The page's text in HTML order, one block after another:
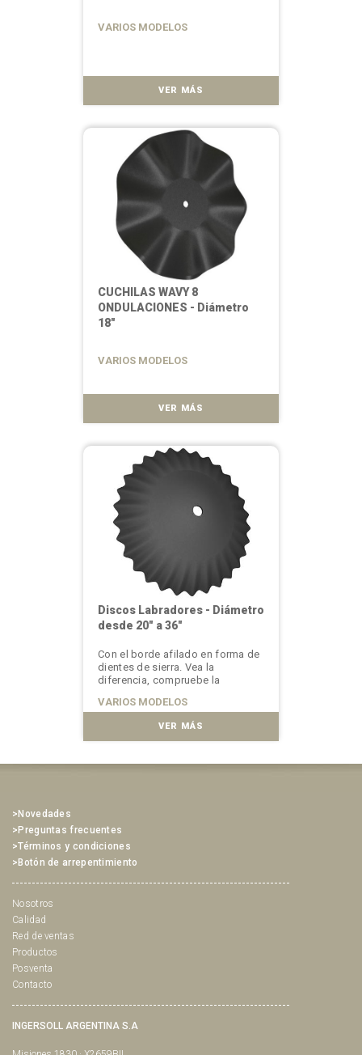
VARIOS MODELOS
VER MÁS
CUCHILAS WAVY 8
ONDULACIONES - Diámetro
18"
VARIOS MODELOS
VER MÁS
Discos Labradores - Diámetro
desde 20" a 36"
Con el borde afilado en forma de
dientes de sierra. Vea la
diferencia, compruebe la
acción de autoafilado *Mayor
acción rotativa *Doble
concavidad *Acción de cor...
VARIOS MODELOS
VER MÁS
>Novedades
>Preguntas frecuentes
>Términos y condiciones
>Botón de arrepentimiento
Nosotros
Calidad
Red de ventas
Productos
Posventa
Contacto
INGERSOLL ARGENTINA S.A